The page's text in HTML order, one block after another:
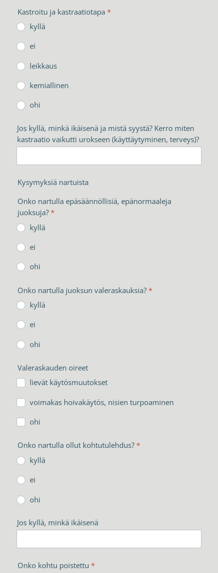
Kastroitu ja kastraatiotapa *
kyllä
ei
leikkaus
kemiallinen
ohi
Jos kyllä, minkä ikäisenä ja mistä syystä? Kerro miten
kastraatio vaikutti urokseen (käyttäytyminen, terveys)?
Kysymyksiä nartuista
Onko nartulla epäsäännöllisiä, epänormaaleja
juoksuja?*
kyllä
ei
ohi
Onko nartulla juoksun valeraskauksia?*
kyllä
ei
ohi
Valeraskauden oireet
lievät käytösmuutokset
voimakas hoivakäytös, nisien turpoaminen
ohi
Onko nartulla ollut kohtutulehdus?*
kyllä
ei
ohi
Jos kyllä, minkä ikäisenä
Onko kohtu poistettu *